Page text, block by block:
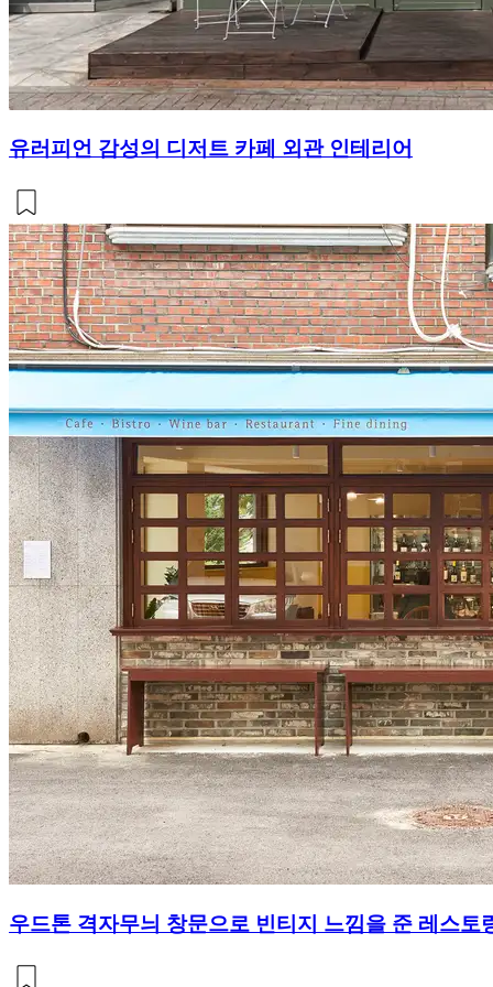
유러피언 감성의 디저트 카페 외관 인테리어
우드톤 격자무늬 창문으로 빈티지 느낌을 준 레스토